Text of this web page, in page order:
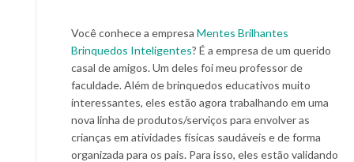
Você conhece a empresa Mentes Brilhantes
Brinquedos Inteligentes? É a empresa de um querido
casal de amigos. Um deles foi meu professor de
faculdade. Além de brinquedos educativos muito
interessantes, eles estão agora trabalhando em uma
nova linha de produtos/serviços para envolver as
crianças em atividades físicas saudáveis e de forma
organizada para os pais. Para isso, eles estão validando